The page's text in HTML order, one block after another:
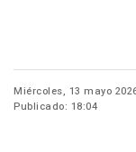
Miércoles, 13 mayo
Publicado: 18:04